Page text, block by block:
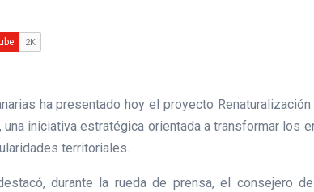
ha presentado hoy el proyecto Renaturalización
iniciativa estratégica orientada a transformar los
territoriales.
durante la rueda de prensa, el consejero